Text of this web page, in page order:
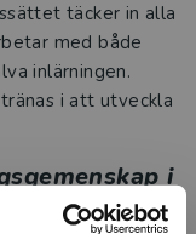
täcker in alla
med både
inlärningen.
i att utveckla
i
något